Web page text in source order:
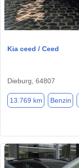
Kia ceed / Ceed
Dieburg, 64807
13.769 km Benzin